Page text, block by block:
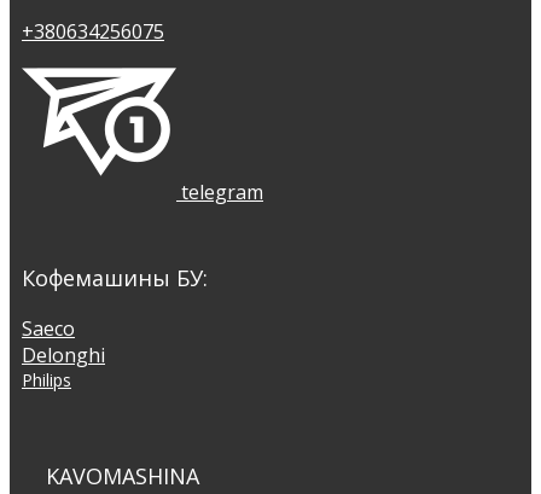
+380634256075
telegram
Кофемашины БУ:
Saeco
Delonghi
Philips
KAVOMASHINA